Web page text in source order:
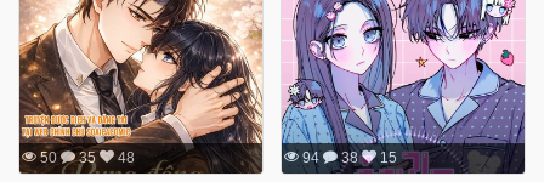
50 35 48 94 38 15